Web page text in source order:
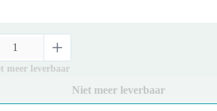
meer leverbaar
Niet meer leverbaar